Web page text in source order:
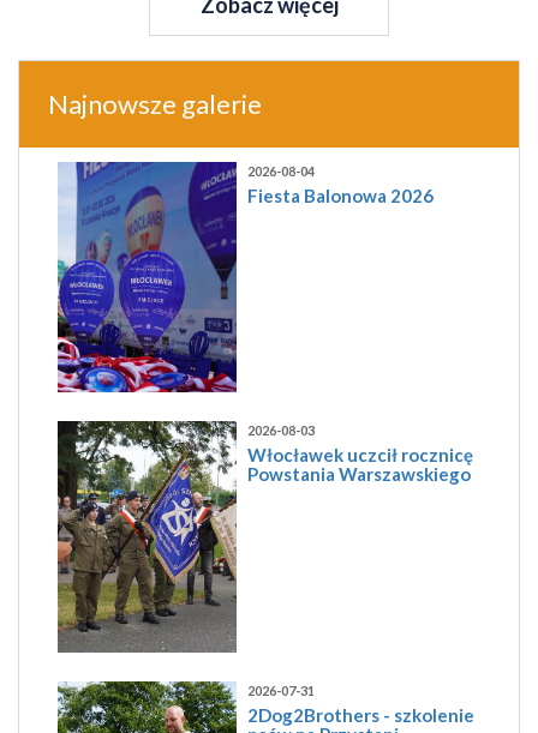
Najnowsze galerie
2026-08-04
Fiesta Balonowa 2026
2026-08-03
Włocławek uczcił rocznicę
Powstania Warszawskiego
2026-07-31
2Dog2Brothers - szkolenie